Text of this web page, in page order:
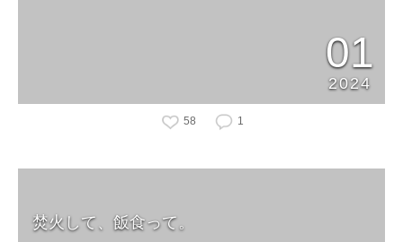
01
2024
58 1
焚火して、飯食って。